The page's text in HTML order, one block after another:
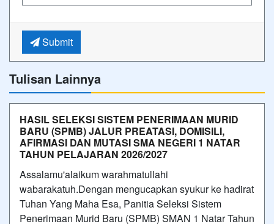
Submit
Tulisan Lainnya
HASIL SELEKSI SISTEM PENERIMAAN MURID
BARU (SPMB) JALUR PREATASI, DOMISILI,
AFIRMASI DAN MUTASI SMA NEGERI 1 NATAR
TAHUN PELAJARAN 2026/2027
Assalamu'alaikum warahmatullahi
wabarakatuh.Dengan mengucapkan syukur ke hadirat
Tuhan Yang Maha Esa, Panitia Seleksi Sistem
Penerimaan Murid Baru (SPMB) SMAN 1 Natar Tahun